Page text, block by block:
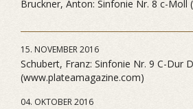
Bruckner, Anton: Sinfonie Nr. 8 c-Moll
15. NOVEMBER 2016
Schubert, Franz: Sinfonie Nr. 9 C-Dur
(www.plateamagazine.com)
04. OKTOBER 2016